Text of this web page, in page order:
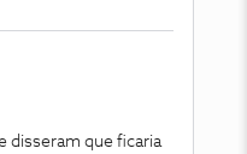
disseram que ficaria